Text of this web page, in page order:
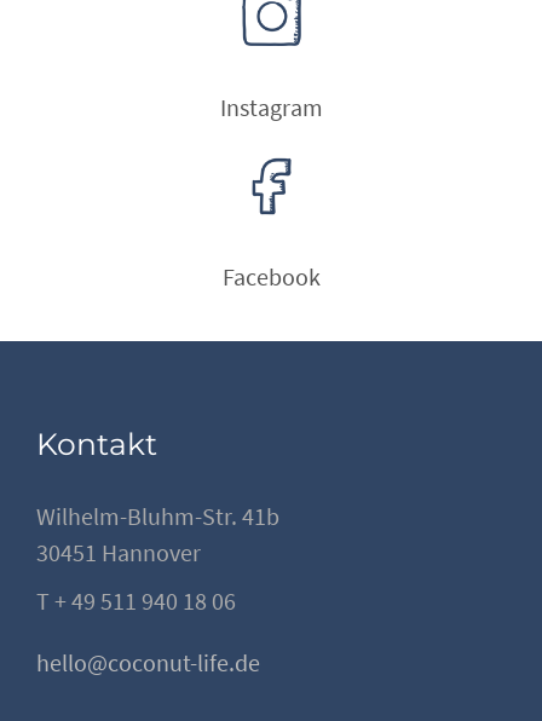
Instagram
Facebook
Kontakt
Wilhelm-Bluhm-Str. 41b
30451 Hannover
T + 49 511 940 18 06
hello@coconut-life.de